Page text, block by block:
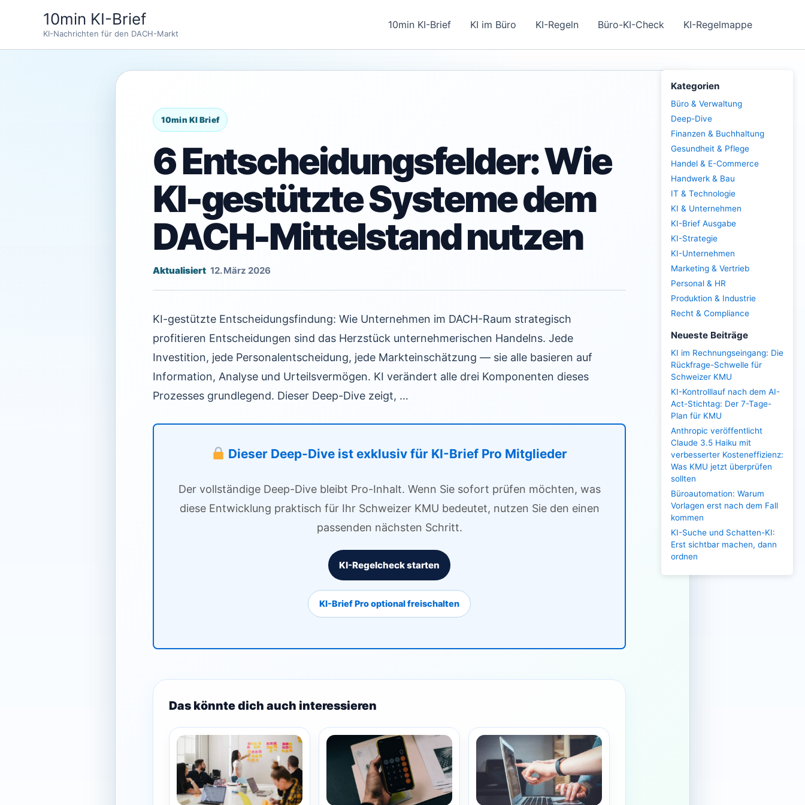
10min KI-Brief
KI-Nachrichten für den DACH-Markt
10min KI-Brief KI im Büro KI-Regeln Büro-KI-Check KI-Regelmappe
6 Entscheidungsfelder: Wie
KI-gestützte Systeme dem
DACH-Mittelstand nutzen
12. März 2026
KI-gestützte Entscheidungsfindung: Wie Unternehmen im DACH-Raum strategisch
profitieren Entscheidungen sind das Herzstück unternehmerischen Handelns. Jede
Investition, jede Personalentscheidung, jede Markteinschätzung — sie alle basieren auf
Information, Analyse und Urteilsvermögen. KI verändert alle drei Komponenten dieses
Prozesses grundlegend. Dieser Deep-Dive zeigt, …
Dieser Deep-Dive ist exklusiv für KI-Brief Pro Mitglieder
Der vollständige Deep-Dive bleibt Pro-Inhalt. Wenn Sie sofort prüfen möchten, was
diese Entwicklung praktisch für Ihr Schweizer KMU bedeutet, nutzen Sie den einen
passenden nächsten Schritt.
KI-Regelcheck starten
KI-Brief Pro optional freischalten
Das könnte dich auch interessieren
Kategorien
Büro & Verwaltung
Deep-Dive
Finanzen & Buchhaltung
Gesundheit & Pflege
Handel & E-Commerce
Handwerk & Bau
IT & Technologie
KI & Unternehmen
KI-Brief Ausgabe
KI-Strategie
KI-Unternehmen
Marketing & Vertrieb
Personal & HR
Produktion & Industrie
Recht & Compliance
Neueste Beiträge
KI im Rechnungseingang: Die
Rückfrage-Schwelle für
Schweizer KMU
KI-Kontrolllauf nach dem AI-
Act-Stichtag: Der 7-Tage-
Plan für KMU
Anthropic veröffentlicht
Claude 3.5 Haiku mit
verbesserter Kosteneffizienz:
Was KMU jetzt überprüfen
sollten
Büroautomation: Warum
Vorlagen erst nach dem Fall
kommen
KI-Suche und Schatten-KI:
Erst sichtbar machen, dann
ordnen